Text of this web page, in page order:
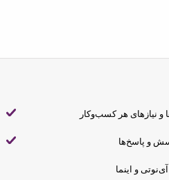
نیازهای هر کسب‌وکار
و پاسخ‌ها
و اینما